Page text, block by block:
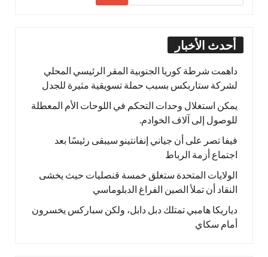
أحدث الأخبار
داهمت شرطة كوريا الجنوبية المقر الرئيسي المحلي
لشركة ستاربكس بسبب حملة تسويقية مثيرة للجدل
يمكن استغلال وحدات التحكم في اللوحات الأم المعطلة
للوصول إلى آلاف الخوادم.
فيفا تصر على أن جياني إنفانتينو سيبقى رئيسًا بعد
اجتماع أزمة الرباط
الولايات المتحدة ستغلق خمسة قنصليات حيث يخشى
النقاد أن تملأ الصين الفراغ الدبلوماسي
دياريكا هامبي تمتلك دبل دابل، ولكن سباركس يخسرون
أمام سكاي